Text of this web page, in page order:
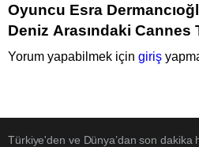
Oyuncu Esra
Deniz Arasındaki Cannes
Yorum yapabilmek için giriş
Türkiye'den ve Dünya’dan son dakika